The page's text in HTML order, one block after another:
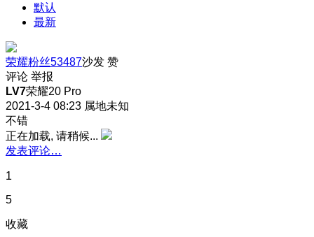
默认
最新
荣耀粉丝53487沙发 赞
评论 举报
LV7荣耀20 Pro
2021-3-4 08:23 属地未知
不错
正在加载, 请稍候...
发表评论…
1
5
收藏